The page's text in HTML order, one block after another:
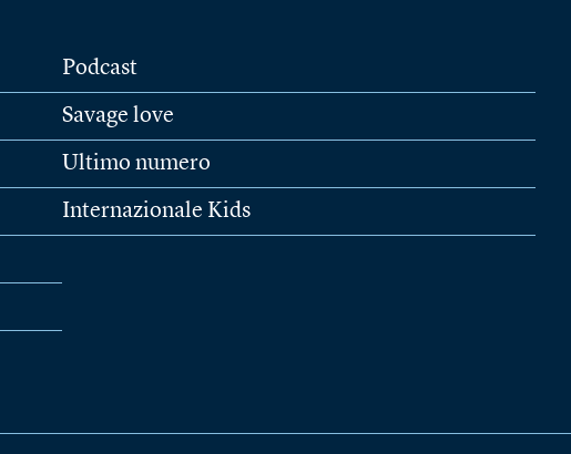
Podcast
Savage love
Ultimo numero
Internazionale Kids